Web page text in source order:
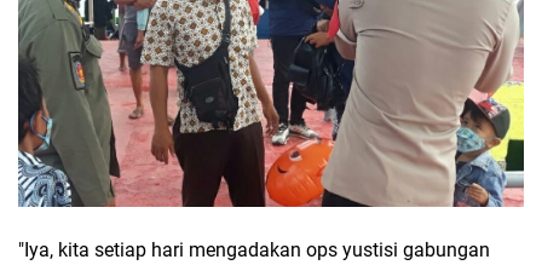
"Iya, kita setiap hari mengadakan ops yustisi gabungan